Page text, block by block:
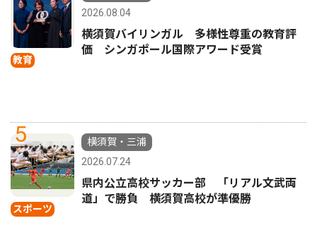
教育
2026.08.04
横須賀バイリンガル 多様性尊重の教育評
価 シンガポール国際アワード受賞
5
スポーツ
横須賀・三浦
2026.07.24
県内公立高校サッカー部 「リアル文武両
道」で勝負 横須賀高校が準優勝